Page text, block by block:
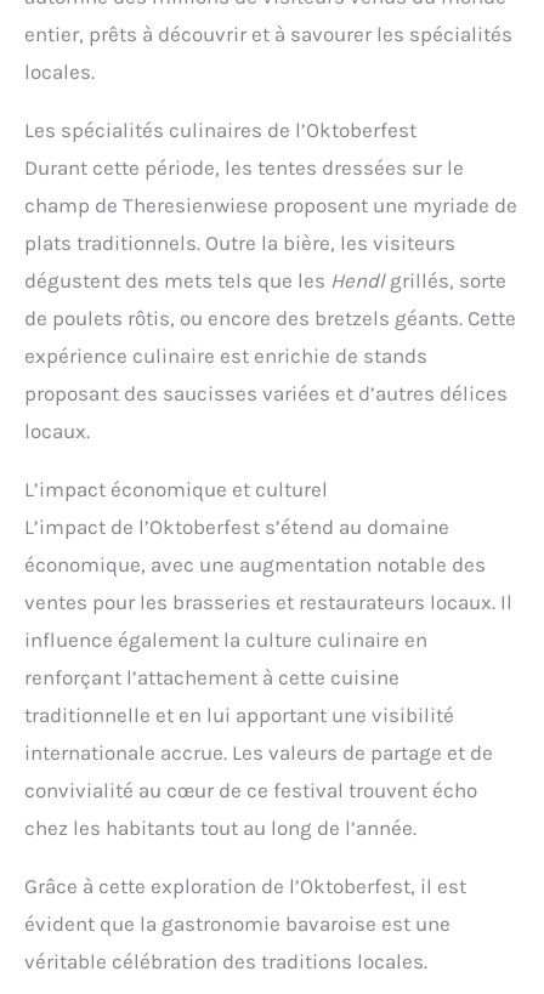
entier, prêts à découvrir et à savourer les spécialités
locales.
Les spécialités culinaires de l’Oktoberfest
Durant cette période, les tentes dressées sur le
champ de Theresienwiese proposent une myriade de
plats traditionnels. Outre la bière, les visiteurs
dégustent des mets tels que les Hendlgrillés, sorte
de poulets rôtis, ou encore des bretzels géants. Cette
expérience culinaire est enrichie de stands
proposant des saucisses variées et d’autres délices
locaux.
L’impact économique et culturel
L’impact de l’Oktoberfest s’étend au domaine
économique, avec une augmentation notable des
ventes pour les brasseries et restaurateurs locaux. Il
influence également la culture culinaire en
renforçant l’attachement à cette cuisine
traditionnelle et en lui apportant une visibilité
internationale accrue. Les valeurs de partage et de
convivialité au cœur de ce festival trouvent écho
chez les habitants tout au long de l’année.
Grâce à cette exploration de l’Oktoberfest, il est
évident que la gastronomie bavaroise est une
véritable célébration des traditions locales.